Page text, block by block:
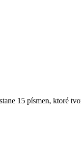
15 písmen, ktoré